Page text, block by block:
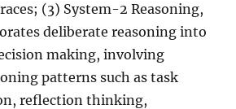
(3) System-2 Reasoning,
deliberate reasoning into
making, involving
patterns such as task
reflection thinking,